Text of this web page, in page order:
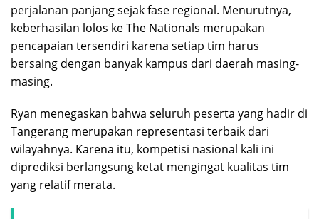
perjalanan panjang sejak fase regional. Menurutnya,
keberhasilan lolos ke The Nationals merupakan
pencapaian tersendiri karena setiap tim harus
bersaing dengan banyak kampus dari daerah masing-
masing.
Ryan menegaskan bahwa seluruh peserta yang hadir di
Tangerang merupakan representasi terbaik dari
wilayahnya. Karena itu, kompetisi nasional kali ini
diprediksi berlangsung ketat mengingat kualitas tim
yang relatif merata.